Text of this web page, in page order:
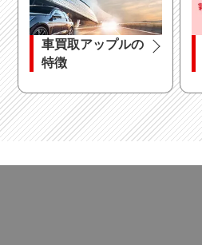
本革シート
シートエアコン
車買取アップルの
特徴